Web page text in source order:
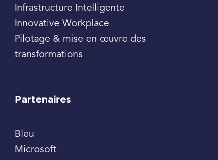
Infrastructure Intelligente
Innovative Workplace
Pilotage & mise en œuvre des
transformations
Partenaires
Bleu
Microsoft